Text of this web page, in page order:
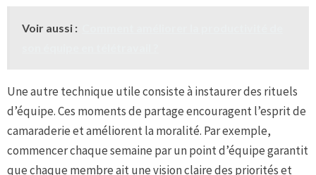
Voir aussi :
Une autre technique utile consiste à instaurer des rituels
d’équipe. Ces moments de partage encouragent l’esprit de
camaraderie et améliorent la moralité. Par exemple,
commencer chaque semaine par un point d’équipe garantit
que chaque membre ait une vision claire des priorités et